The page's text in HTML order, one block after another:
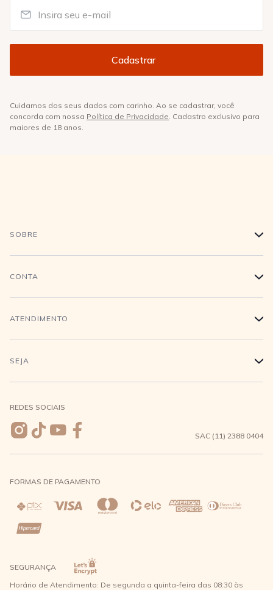
Cuidamos dos seus dados com carinho. Ao se cadastrar, você
concorda com nossa Política de Privacidade. Cadastro exclusivo para
maiores de 18 anos.
SOBRE +
História
Conecte-se
CONTA +
Login
Meus pedidos
Wishlist
ATENDIMENTO +
Compra Segura
Entrega e Frete
Trocas e Devoluções
Política de Privacidade
SEJA +
REDES SOCIAIS
SAC (11) 2388 0404
FORMAS DE PAGAMENTO
SEGURANÇA
Horário de Atendimento: De segunda a quinta-feira das 08:30 às